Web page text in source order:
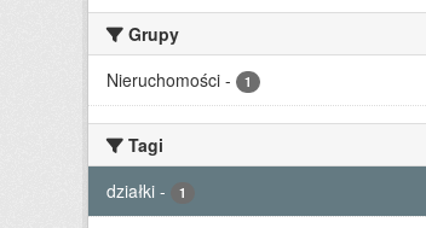
Grupy
Nieruchomości - 1
Tagi
działki - 1